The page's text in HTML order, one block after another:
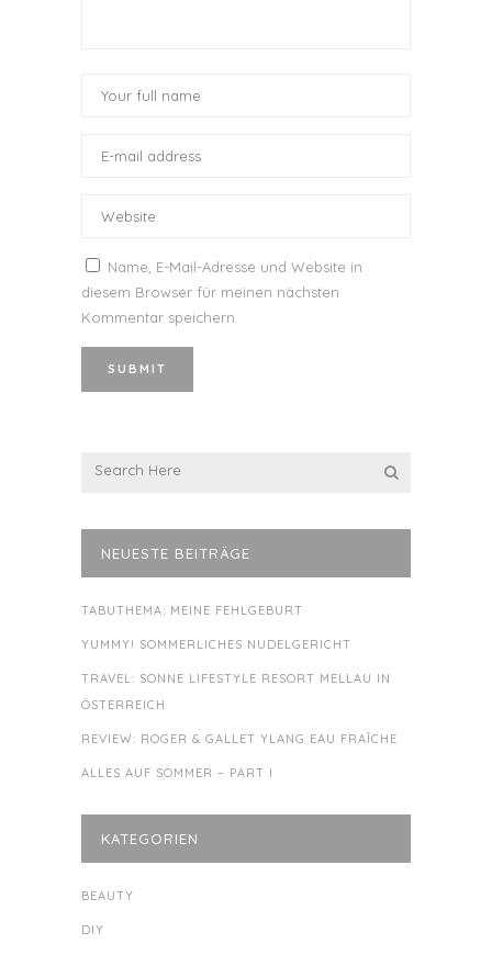
Name, E-Mail-Adresse und Website in
diesem Browser für meinen nächsten
Kommentar speichern.
NEUESTE BEITRÄGE
TABUTHEMA: MEINE FEHLGEBURT
YUMMY! SOMMERLICHES NUDELGERICHT
TRAVEL: SONNE LIFESTYLE RESORT MELLAU IN
ÖSTERREICH
REVIEW: ROGER & GALLET YLANG EAU FRAÎCHE
ALLES AUF SOMMER – PART I
KATEGORIEN
BEAUTY
DIY